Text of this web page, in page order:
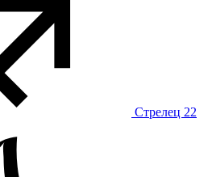
Стрелец 22